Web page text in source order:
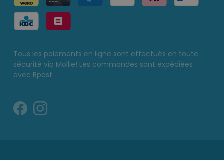
Tous les paiements en ligne sont effectués en toute
sécurité via Mollie! Les commandes sont expédiées
avec Bpost.